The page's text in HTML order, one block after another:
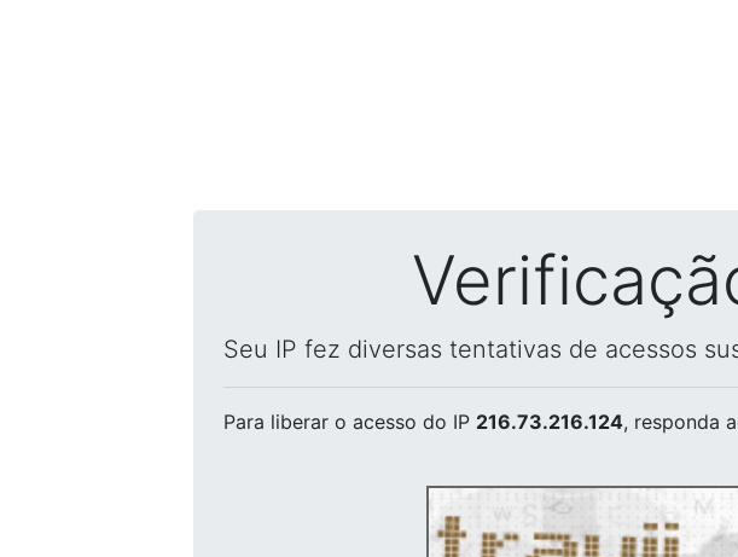
Seu IP fez diversas tentativas de acessos
Para liberar o acesso do IP 216.73.216.124, responda